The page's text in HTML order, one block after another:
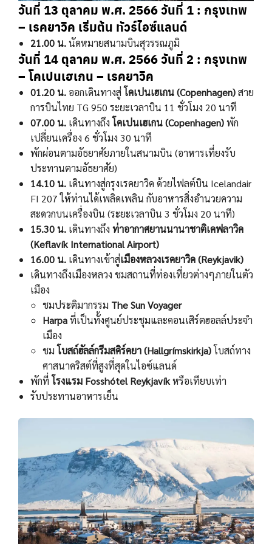
วันที่ 13 ตุลาคม พ.ศ. 2566 วันที่ 1 : กรุงเทพ
– เรคยาวิค เริ่มต้น ทัวร์ไอซ์แลนด์
21.00 น.นัดหมายสนามบินสุวรรณภูมิ
วันที่ 14 ตุลาคม พ.ศ. 2566วันที่ 2 : กรุงเทพ
– โคเปนเฮเกน – เรคยาวิค
01.20 น. ออกเดินทางสู่ โคเปนเฮเกน (Copenhagen)สาย
การบินไทย TG 950 ระยะเวลาบิน 11 ชั่วโมง 20 นาที
07.00 น. เดินทางถึง โคเปนเฮเกน (Copenhagen)พัก
เปลี่ยนเครื่อง 6 ชั่วโมง 30 นาที
พักผ่อนตามอัธยาศัยภายในสนามบิน (อาหารเที่ยงรับ
ประทานตามอัธยาศัย)
14.10 น. เดินทางสู่กรุงเรคยาวิค ด้วยไฟลต์บิน Icelandair
FI 207 ให้ท่านได้เพลิดเพลิน กับอาหารสิ่งอํานวยความ
สะดวกบนเครื่องบิน (ระยะเวลาบิน 3 ชั่วโมง 20 นาที)
15.30 น. เดินทางถึง ท่าอากาศยานนานาชาติเคฟลาวิค
(Keflavík International Airport)
16.00 น. เดินทางเข้าสู่เมืองหลวงเรคยาวิค (Reykjavik)
เดินทางถึงเมืองหลวง ชมสถานที่ท่องเที่ยวต่างๆภายในตัว
เมือง
ชมประติมากรรม The Sun Voyager
Harpaที่เป็นทั้งศูนย์ประชุมและคอนเสิร์ตฮอลล์ประจํา
เมือง
ชม โบสถ์ฮัลล์กรีมสคิร์คยา (Hallgrímskirkja)โบสถ์ทาง
ศาสนาคริสต์ที่สูงที่สุดในไอซ์แลนด์
พักที่ โรงแรม Fosshótel Reykjavíkหรือเทียบเท่า
รับประทานอาหารเย็น